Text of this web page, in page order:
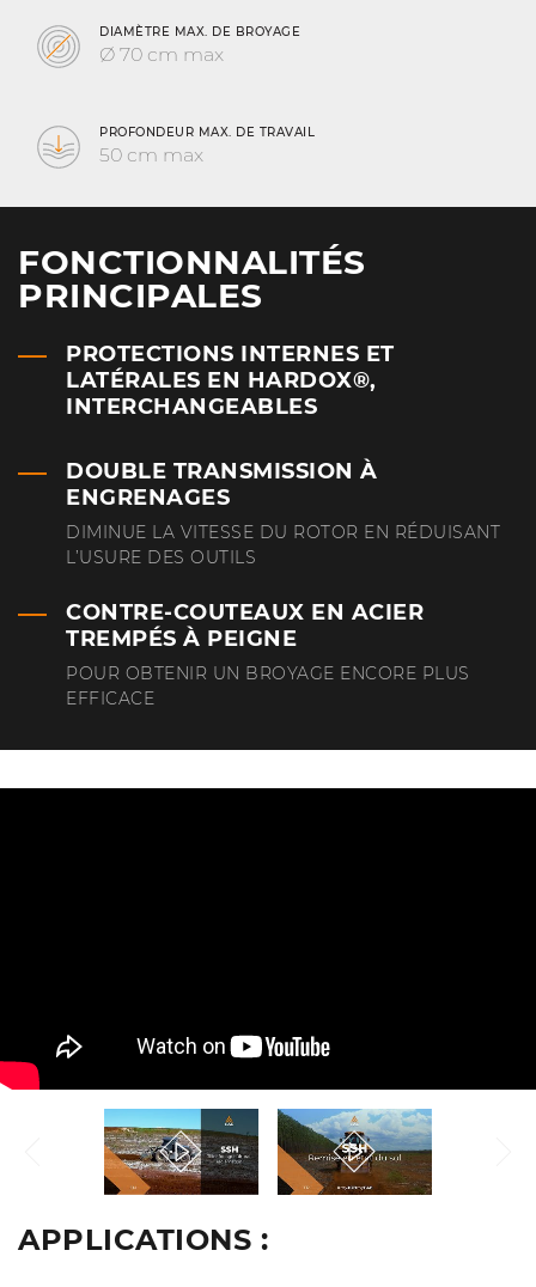
DIAMÈTRE MAX. DE BROYAGE
Ø 70 cm max
PROFONDEUR MAX. DE TRAVAIL
50 cm max
FONCTIONNALITÉS
PRINCIPALES
PROTECTIONS INTERNES ET
LATÉRALES EN HARDOX®,
INTERCHANGEABLES
DOUBLE TRANSMISSION À
ENGRENAGES
DIMINUE LA VITESSE DU ROTOR EN RÉDUISANT
L’USURE DES OUTILS
CONTRE-COUTEAUX EN ACIER
TREMPÉS À PEIGNE
POUR OBTENIR UN BROYAGE ENCORE PLUS
EFFICACE
APPLICATIONS :